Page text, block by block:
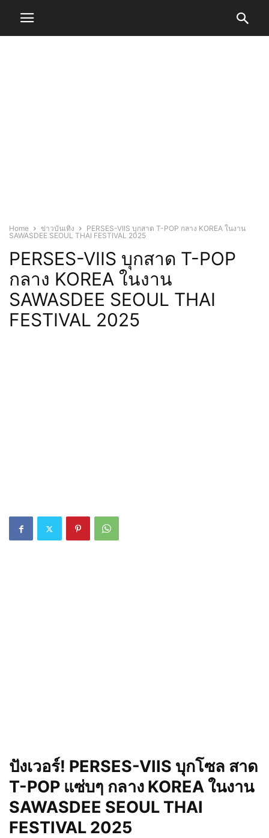
Home ข่าวบันเทิง
PERSES-VIIS บุกสาด T-POP กลาง KOREA ในงาน
SAWASDEE SEOUL THAI FESTIVAL 2025
PERSES-VIIS บุกสาด T-POP
กลาง KOREA ในงาน
SAWASDEE SEOUL THAI
FESTIVAL 2025
ปังเวอร์! PERSES-VIIS บุกโซล สาด
T-POP แซ่บๆ กลาง KOREA ในงาน
SAWASDEE SEOUL THAI
FESTIVAL 2025